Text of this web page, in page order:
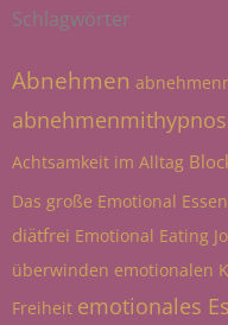
Schlagwörter
Abnehmen
Achtsamkeit im Alltag
Das große Emotional
diätfrei Emotional Eating
überwinden emotionalen
Freiheit emotionales